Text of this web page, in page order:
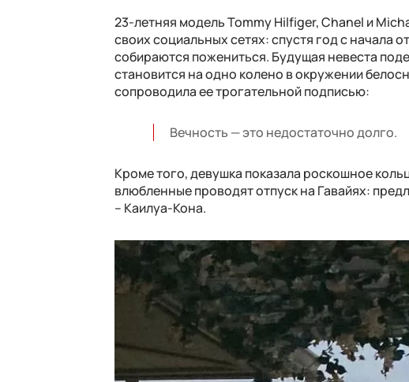
23-летняя модель Tommy Hilfiger, Chanel и
своих социальных сетях: спустя год с
собираются пожениться. Будущая невеста
становится на одно колено в окружении
сопроводила ее трогательной подписью:
Вечность — это недостаточно долго.
Кроме того, девушка показала роскошное
влюбленные проводят отпуск на Гавайях:
– Каилуа-Кона.